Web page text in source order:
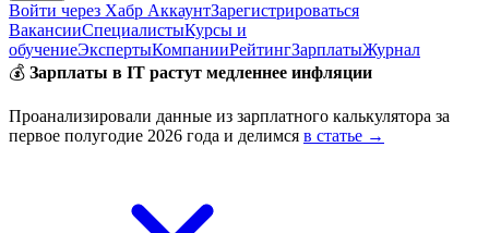
Войти через Хабр АккаунтЗарегистрироваться
ВакансииСпециалистыКурсы и
обучениеЭкспертыКомпанииРейтингЗарплатыЖурнал
💰 Зарплаты в IT растут медленнее инфляции
Проанализировали данные из зарплатного калькулятора за
первое полугодие 2026 года и делимся в статье →